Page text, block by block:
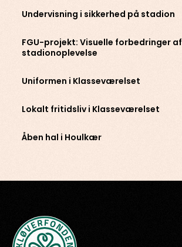
Undervisning i sikkerhed på stadion
FGU-projekt: Visuelle forbedringer af
stadionoplevelse
Uniformen i Klasseværelset
Lokalt fritidsliv i Klasseværelset
Åben hal i Houlkær